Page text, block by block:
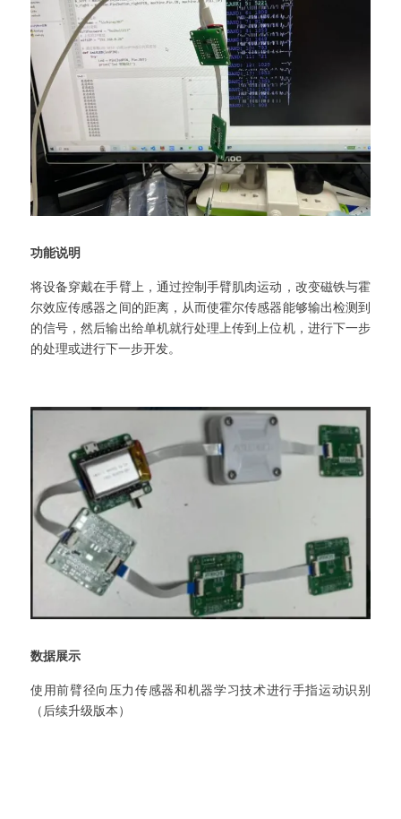
功能说明
将设备穿戴在手臂上，通过控制手臂肌肉运动，改变磁铁与霍
尔效应传感器之间的距离，从而使霍尔传感器能够输出检测到
的信号，然后输出给单机就行处理上传到上位机，进行下一步
的处理或进行下一步开发。
数据展示
使用前臂径向压力传感器和机器学习技术进行手指运动识别
（后续升级版本）